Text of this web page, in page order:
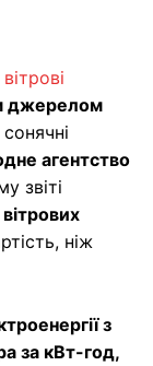
джерелом
агентство
звіті
ніж
з
за кВт-год,